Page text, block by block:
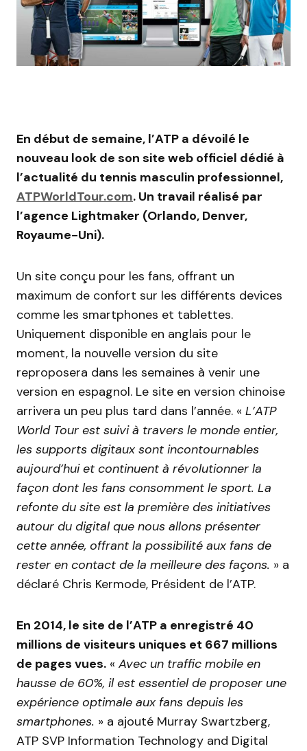
En début de semaine, l’ATP a dévoilé le
nouveau look de son site web officiel dédié à
l’actualité du tennis masculin professionnel,
ATPWorldTour.com. Un travail réalisé par
l’agence Lightmaker (Orlando, Denver,
Royaume-Uni).
Un site conçu pour les fans, offrant un
maximum de confort sur les différents devices
comme les smartphones et tablettes.
Uniquement disponible en anglais pour le
moment, la nouvelle version du site
reproposera dans les semaines à venir une
version en espagnol. Le site en version chinoise
arrivera un peu plus tard dans l’année. « L’ATP
World Tour est suivi à travers le monde entier,
les supports digitaux sont incontournables
aujourd’hui et continuent à révolutionner la
façon dont les fans consomment le sport. La
refonte du site est la première des initiatives
autour du digital que nous allons présenter
cette année, offrant la possibilité aux fans de
rester en contact de la meilleure des façons. » a
déclaré Chris Kermode, Président de l’ATP.
En 2014, le site de l’ATP a enregistré 40
millions de visiteurs uniques et 667 millions
de pages vues. « Avec un traffic mobile en
hausse de 60%, il est essentiel de proposer une
expérience optimale aux fans depuis les
smartphones. » a ajouté Murray Swartzberg,
ATP SVP Information Technology and Digital